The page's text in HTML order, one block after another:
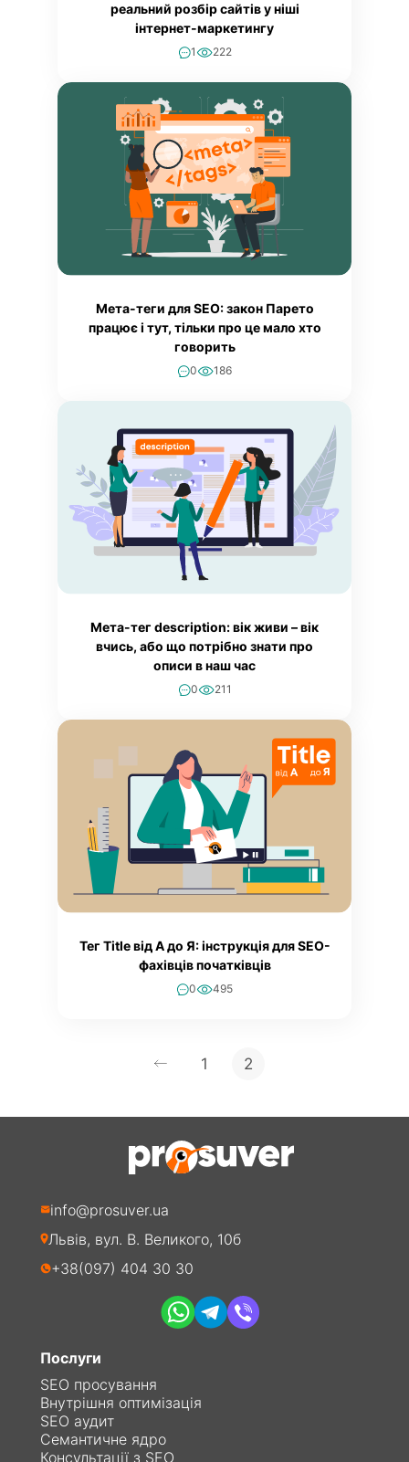
реальний розбір сайтів у ніші
інтернет-маркетингу
1 222
Мета-теги для SEO: закон Парето
працює і тут, тільки про це мало хто
говорить
0 186
Мета-тег description: вік живи – вік
вчись, або що потрібно знати про
описи в наш час
0 211
Тег Title від А до Я: інструкція для SEO-
фахівців початківців
0 495
1 2
info@prosuver.ua
Львів, вул. В. Великого, 10б
+38(097) 404 30 30
Послуги
SEO просування
Внутрішня оптимізація
SEO аудит
Семантичне ядро
Консультації з SEO